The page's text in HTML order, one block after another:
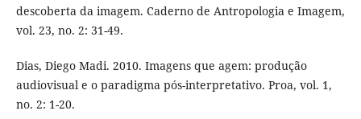
descoberta da imagem. Caderno de Antropologia e Imagem,
vol. 23, no. 2: 31-49.
Dias, Diego Madi. 2010. Imagens que agem: produção
audiovisual e o paradigma pós-interpretativo. Proa, vol. 1,
no. 2: 1-20.